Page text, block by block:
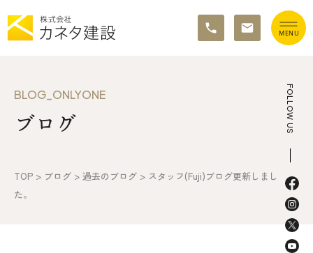
イベント情報
施工の流れ&アフターサポート
FOLLOW US
BLOG_ONLYONE
ブログ
TOP > ブログ > 過去のブログ > スタッフ(Fuji)ブログ更新しまし
た。